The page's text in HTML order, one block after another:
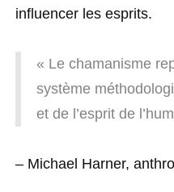
influencer les esprits.
« Le chamanisme
système
et de l’esprit de
– Michael Harner,